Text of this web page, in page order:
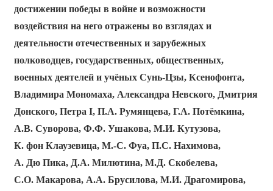
достижении победы в войне и возможности
воздействия на него отражены во взглядах и
деятельности отечественных и зарубежных
полководцев, государственных, общественных,
военных деятелей и учёных Сунь-Цзы, Ксенофонта,
Владимира Мономаха, Александра Невского, Дмитрия
Донского, Петра I, П.А. Румянцева, Г.А. Потёмкина,
А.В. Суворова, Ф.Ф. Ушакова, М.И. Кутузова,
К. фон Клаузевица, М.-С. Фуа, П.С. Нахимова,
А. Дю Пика, Д.А. Милютина, М.Д. Скобелева,
С.О. Макарова, А.А. Брусилова, М.И. Драгомирова,